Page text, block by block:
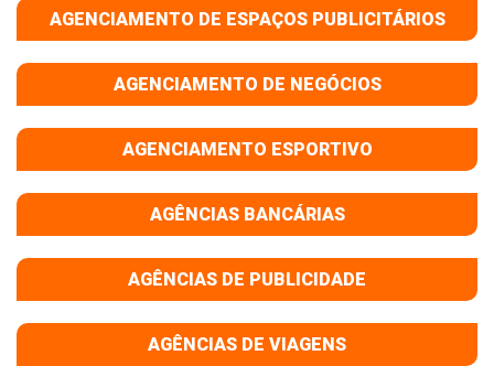
AGENCIAMENTO DE ESPAÇOS PUBLICITÁRIOS
AGENCIAMENTO DE NEGÓCIOS
AGENCIAMENTO ESPORTIVO
AGÊNCIAS BANCÁRIAS
AGÊNCIAS DE PUBLICIDADE
AGÊNCIAS DE VIAGENS